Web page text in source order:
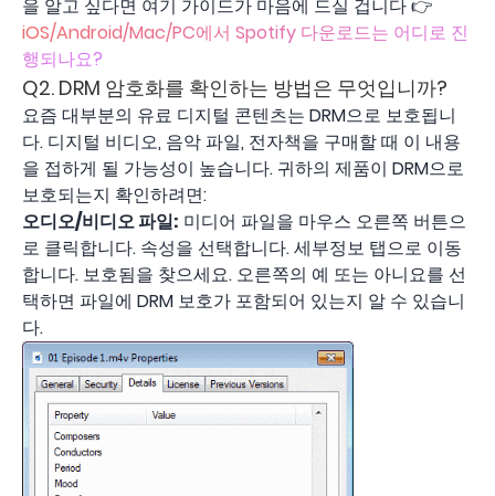
을 알고 싶다면 여기 가이드가 마음에 드실 겁니다 👉
iOS/Android/Mac/PC에서 Spotify 다운로드는 어디로 진
행되나요?
Q2. DRM 암호화를 확인하는 방법은 무엇입니까?
요즘 대부분의 유료 디지털 콘텐츠는 DRM으로 보호됩니
다. 디지털 비디오, 음악 파일, 전자책을 구매할 때 이 내용
을 접하게 될 가능성이 높습니다. 귀하의 제품이 DRM으로
보호되는지 확인하려면:
오디오/비디오 파일: 미디어 파일을 마우스 오른쪽 버튼으
로 클릭합니다. 속성을 선택합니다. 세부정보 탭으로 이동
합니다. 보호됨을 찾으세요. 오른쪽의 예 또는 아니요를 선
택하면 파일에 DRM 보호가 포함되어 있는지 알 수 있습니
다.